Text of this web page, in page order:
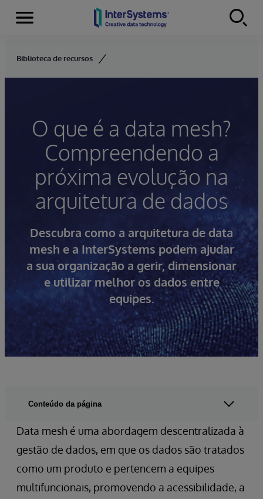
Skip to content
Menu
Biblioteca de recursos
O que é a data mesh?
Compreendendo a
próxima evolução na
arquitetura de dados
Descubra como a arquitetura de data
mesh e a InterSystems podem ajudar
a sua organização a gerir, dimensionar
e utilizar melhor os dados entre
equipes.
Data mesh é uma abordagem descentralizada à
gestão de dados, em que os dados são tratados
como um produto e pertencem a equipes
multifuncionais, promovendo a acessibilidade, a
Conteúdo da página